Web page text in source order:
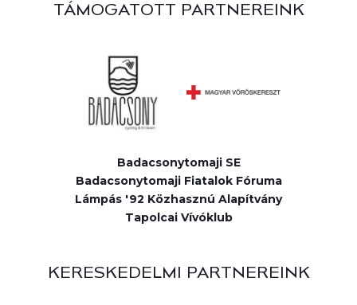
TÁMOGATOTT PARTNEREINK
Badacsonytomaji SE
Badacsonytomaji Fiatalok Fóruma
Lámpás '92 Közhasznú Alapítvány
Tapolcai Vívóklub
KERESKEDELMI PARTNEREINK